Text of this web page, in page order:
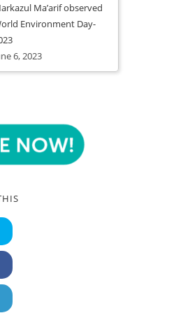
Ma’arif observed
Environment Day-
6, 2023